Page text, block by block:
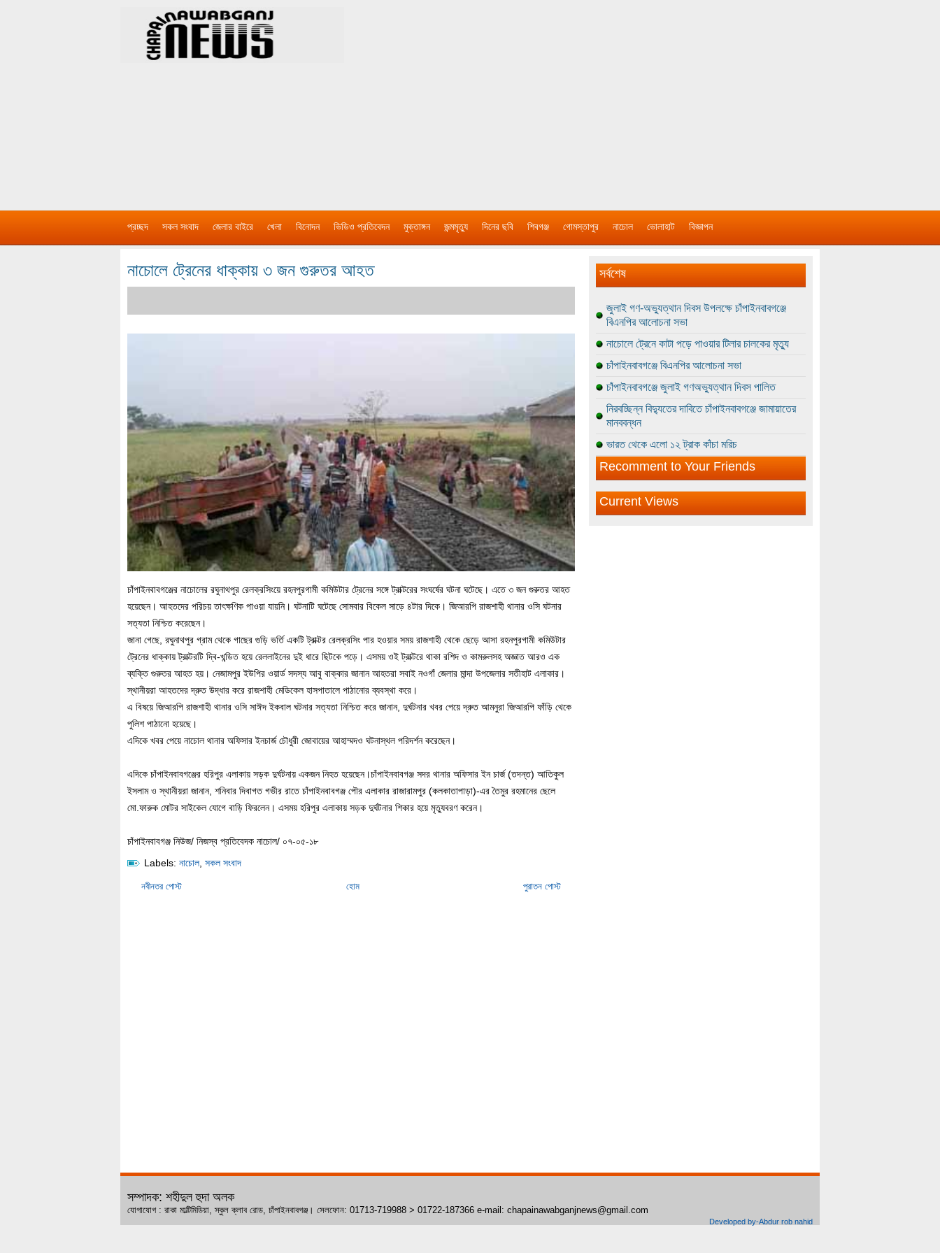
প্রচ্ছদ সকল সংবাদ জেলার বাইরে খেলা বিনোদন ভিডিও প্রতিবেদন মুক্তাঙ্গন জন্মমৃত্যু দিনের ছবি শিবগঞ্জ গোমস্তাপুর নাচোল ভোলাহাট বিজ্ঞাপন
নাচোলে ট্রেনের ধাক্কায় ৩ জন গুরুতর আহত
চাঁপাইনবাবগঞ্জের নাচোলের রঘুনাথপুর রেলক্রসিংয়ে রহনপুরগামী কমিউটার ট্রেনের সঙ্গে ট্রাক্টরের সংঘর্ষের ঘটনা ঘটেছে। এতে ৩ জন গুরুতর আহত
হয়েছেন। আহতদের পরিচয় তাৎক্ষণিক পাওয়া যায়নি। ঘটনাটি ঘটেছে সোমবার বিকেল সাড়ে ৪টার দিকে। জিআরপি রাজশাহী থানার ওসি ঘটনার
সত্যতা নিশ্চিত করেছেন।
জানা গেছে, রঘুনাথপুর গ্রাম থেকে গাছের গুড়ি ভর্তি একটি ট্রাক্টর রেলক্রসিং পার হওয়ার সময় রাজশাহী থেকে ছেড়ে আসা রহনপুরগামী কমিউটার
ট্রেনের ধাক্কায় ট্রাক্টরটি দ্বি-খন্ডিত হয়ে রেললাইনের দুই ধারে ছিটকে পড়ে। এসময় ওই ট্রাক্টরে থাকা রশিদ ও কামরুলসহ অজ্ঞাত আরও এক
ব্যক্তি গুরুতর আহত হয়। নেজামপুর ইউপির ওয়ার্ড সদস্য আবু বাক্কার জানান আহতরা সবাই নওগাঁ জেলার মান্দা উপজেলার সতীহাট এলাকার।
স্থানীয়রা আহতদের দ্রুত উদ্ধার করে রাজশাহী মেডিকেল হাসপাতালে পাঠানোর ব্যবস্থা করে।
এ বিষয়ে জিআরপি রাজশাহী থানার ওসি সাঈদ ইকবাল ঘটনার সত্যতা নিশ্চিত করে জানান, দুর্ঘটনার খবর পেয়ে দ্রুত আমনুরা জিআরপি ফাঁড়ি থেকে
পুলিশ পাঠানো হয়েছে।
এদিকে খবর পেয়ে নাচোল থানার অফিসার ইনচার্জ চৌধুরী জোবায়ের আহাম্মদও ঘটনাস্থল পরিদর্শন করেছেন।
এদিকে চাঁপাইনবাবগঞ্জের হরিপুর এলাকায় সড়ক দুর্ঘটনায় একজন নিহত হয়েছেন।চাঁপাইনবাবগঞ্জ সদর থানার অফিসার ইন চার্জ (তদন্ত) আতিকুল
ইসলাম ও স্থানীয়রা জানান, শনিবার দিবাগত গভীর রাতে চাঁপাইনবাবগঞ্জ পৌর এলাকার রাজারামপুর (কলকাতাপাড়া)-এর তৈমুর রহমানের ছেলে
মো.ফারুক মোটর সাইকেল যোগে বাড়ি ফিরলেন। এসময় হরিপুর এলাকায় সড়ক দুর্ঘটনার শিকার হয়ে মৃত্যুবরণ করেন।
চাঁপাইনবাবগঞ্জ নিউজ/ নিজস্ব প্রতিবেদক নাচোল/ ০৭-০৫-১৮
Labels: নাচোল সকল সংবাদ
নবীনতর পোস্ট পুরাতন পোস্ট
হোম
সর্বশেষ
জুলাই গণ-অভ্যুত্থান দিবস উপলক্ষে চাঁপাইনবাবগঞ্জে
বিএনপির আলোচনা সভা
নাচোলে ট্রেনে কাটা পড়ে পাওয়ার টিলার চালকের মৃত্যু
চাঁপাইনবাবগঞ্জে বিএনপির আলোচনা সভা
চাঁপাইনবাবগঞ্জে জুলাই গণঅভ্যুত্থান দিবস পালিত
নিরবচ্ছিন্ন বিদ্যুতের দাবিতে চাঁপাইনবাবগঞ্জে জামায়াতের
মানববন্ধন
ভারত থেকে এলো ১২ ট্রাক কাঁচা মরিচ
Recomment to Your Friends
Current Views
সম্পাদক: শহীদুল হুদা অলক
যোগাযোগ : রাকা মাল্টিমিডিয়া, স্কুল ক্লাব রোড, চাঁপাইনবাবগঞ্জ। সেলফোন: 01713-719988 > 01722-187366 e-mail: chapainawabganjnews@gmail.com
Developed by-Abdur rob nahid